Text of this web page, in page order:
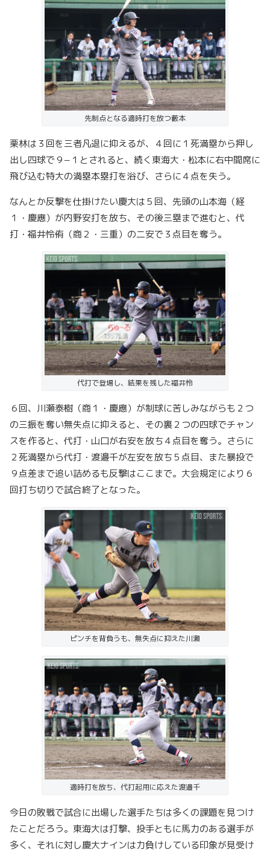
先制点となる適時打を放つ藪本
栗林は３回を三者凡退に抑えるが、４回に１死満塁から押し
出し四球で９−１とされると、続く東海大・松本に右中間席に
飛び込む特大の満塁本塁打を浴び、さらに４点を失う。
なんとか反撃を仕掛けたい慶大は５回、先頭の山本海（経
１・慶應）が内野安打を放ち、その後三塁まで進むと、代
打・福井怜侑（商２・三重）の二安で３点目を奪う。
代打で登場し、結果を残した福井怜
６回、川瀬泰樹（商１・慶應）が制球に苦しみながらも２つ
の三振を奪い無失点に抑えると、その裏２つの四球でチャン
スを作ると、代打・山口が右安を放ち４点目を奪う。さらに
２死満塁から代打・渡邉千が左安を放ち５点目、また暴投で
９点差まで追い詰めるも反撃はここまで。大会規定により６
回打ち切りで試合終了となった。
ピンチを背負うも、無失点に抑えた川瀬
適時打を放ち、代打起用に応えた渡邉千
今日の敗戦で試合に出場した選手たちは多くの課題を見つけ
たことだろう。東海大は打撃、投手ともに馬力のある選手が
多く、それに対し慶大ナインは力負けしている印象が見受け